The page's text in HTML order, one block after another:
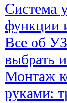
Система
функции
Все об
выбрать
Монтаж
руками: